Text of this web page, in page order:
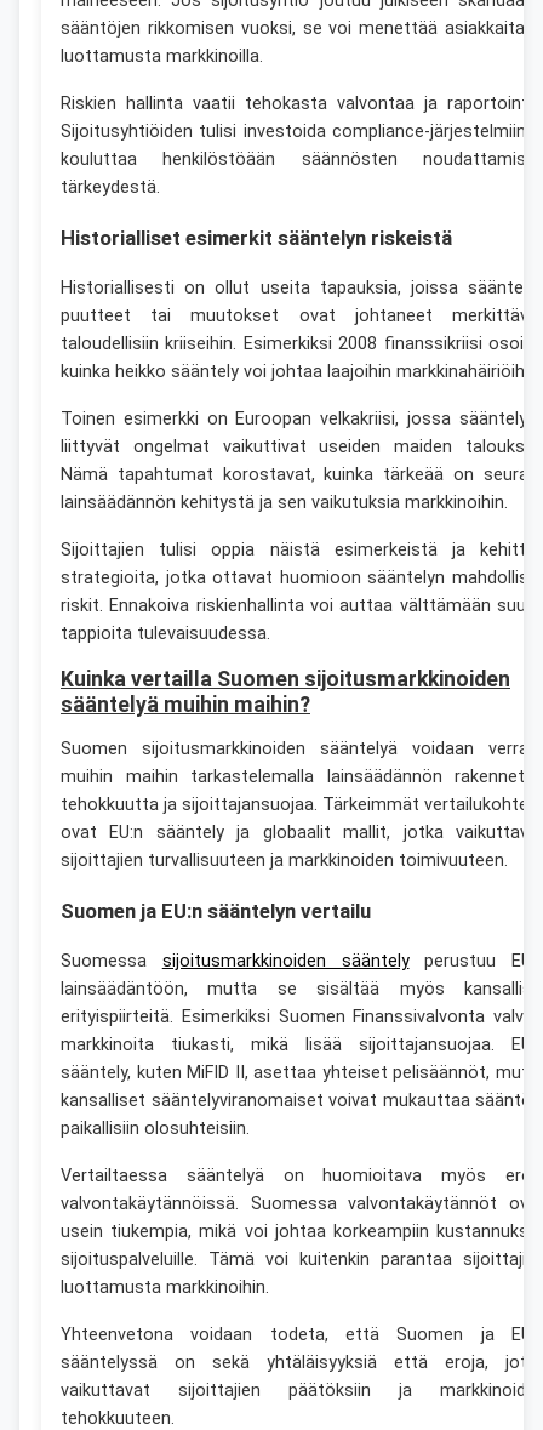
sääntöjen rikkomisen vuoksi, se voi menettää asiakkaita
luottamusta markkinoilla.
Riskien hallinta vaatii tehokasta valvontaa ja
Sijoitusyhtiöiden tulisi investoida compliance-järjestelmiin
kouluttaa henkilöstöään säännösten
tärkeydestä.
Historialliset esimerkit sääntelyn riskeistä
Historiallisesti on ollut useita tapauksia, joissa
puutteet tai muutokset ovat johtaneet
taloudellisiin kriiseihin. Esimerkiksi 2008 finanssikriisi
kuinka heikko sääntely voi johtaa laajoihin markkinahäiriöihin.
Toinen esimerkki on Euroopan velkakriisi, jossa
liittyvät ongelmat vaikuttivat useiden maiden
Nämä tapahtumat korostavat, kuinka tärkeää on
lainsäädännön kehitystä ja sen vaikutuksia markkinoihin.
Sijoittajien tulisi oppia näistä esimerkeistä ja
strategioita, jotka ottavat huomioon sääntelyn
riskit. Ennakoiva riskienhallinta voi auttaa välttämään
tappioita tulevaisuudessa.
Kuinka vertailla Suomen sijoitusmarkkinoiden
sääntelyä muihin maihin?
Suomen sijoitusmarkkinoiden sääntelyä voidaan
muihin maihin tarkastelemalla lainsäädännön
tehokkuutta ja sijoittajansuojaa. Tärkeimmät
ovat EU:n sääntely ja globaalit mallit, jotka
sijoittajien turvallisuuteen ja markkinoiden toimivuuteen.
Suomen ja EU:n sääntelyn vertailu
Suomessa sijoitusmarkkinoiden sääntelyperustuu
lainsäädäntöön, mutta se sisältää myös
erityispiirteitä. Esimerkiksi Suomen Finanssivalvonta
markkinoita tiukasti, mikä lisää sijoittajansuojaa.
sääntely, kuten MiFID II, asettaa yhteiset pelisäännöt,
kansalliset sääntelyviranomaiset voivat mukauttaa
paikallisiin olosuhteisiin.
Vertailtaessa sääntelyä on huomioitava myös
valvontakäytännöissä. Suomessa valvontakäytännöt
usein tiukempia, mikä voi johtaa korkeampiin
sijoituspalveluille. Tämä voi kuitenkin parantaa
luottamusta markkinoihin.
Yhteenvetona voidaan todeta, että Suomen ja
sääntelyssä on sekä yhtäläisyyksiä että eroja,
vaikuttavat sijoittajien päätöksiin ja
tehokkuuteen.